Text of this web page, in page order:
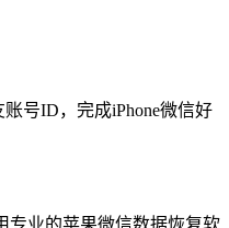
号ID，完成iPhone微信好
专业的苹果微信数据恢复软